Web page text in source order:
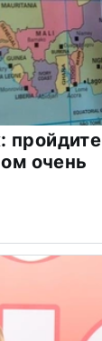
пройдите
очень